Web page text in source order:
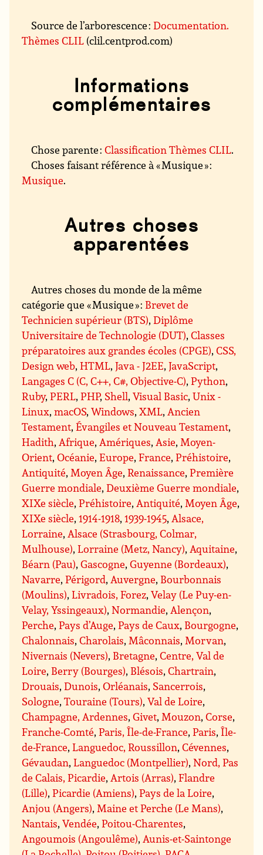
Source de l’arborescence :Documentation.
Thèmes CLIL (clil.centprod.com)
Informations
complémentaires
Chose parente :Classification Thèmes CLIL.
Choses faisant référence à « Musique » :
Musique.
Autres choses
apparentées
Autres choses du monde de la même
catégorie que « Musique » : Brevet de
Technicien supérieur (BTS),Diplôme
Universitaire de Technologie (DUT),Classes
préparatoires aux grandes écoles (CPGE),CSS,
Design web,HTML,Java - J2EE,JavaScript,
Langages C (C, C++, C#, Objective-C),Python,
Ruby,PERL,PHP, Shell,Visual Basic,Unix -
Linux,macOS,Windows,XML, Ancien
Testament,Évangiles et Nouveau Testament,
Hadith, Afrique, Amériques, Asie, Moyen-
Orient,Océanie,Europe,France,Préhistoire,
Antiquité, Moyen Âge,Renaissance,Première
Guerre mondiale,Deuxième Guerre mondiale,
XIXe siècle,Préhistoire, Antiquité, Moyen Âge,
XIXe siècle,1914-1918,1939-1945, Alsace,
Lorraine, Alsace (Strasbourg, Colmar,
Mulhouse),Lorraine (Metz, Nancy), Aquitaine,
Béarn (Pau),Gascogne,Guyenne (Bordeaux),
Navarre,Périgord, Auvergne, Bourbonnais
(Moulins),Livradois, Forez,Velay (Le Puy-en-
Velay, Yssingeaux),Normandie, Alençon,
Perche,Pays d’Auge,Pays de Caux, Bourgogne,
Chalonnais,Charolais, Mâconnais, Morvan,
Nivernais (Nevers), Bretagne,Centre, Val de
Loire, Berry (Bourges), Blésois,Chartrain,
Drouais,Dunois,Orléanais, Sancerrois,
Sologne,Touraine (Tours),Val de Loire,
Champagne, Ardennes,Givet, Mouzon,Corse,
Franche-Comté,Paris, Île-de-France,Paris,Île-
de-France,Languedoc, Roussillon,Cévennes,
Gévaudan,Languedoc (Montpellier),Nord, Pas
de Calais, Picardie, Artois (Arras),Flandre
(Lille),Picardie (Amiens),Pays de la Loire,
Anjou (Angers), Maine et Perche (Le Mans),
Nantais,Vendée,Poitou-Charentes,
Angoumois (Angoulême), Aunis-et-Saintonge